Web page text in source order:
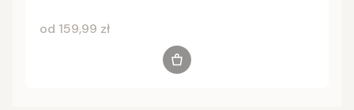
Cena
od 159,99 zł
Zobacz produkt